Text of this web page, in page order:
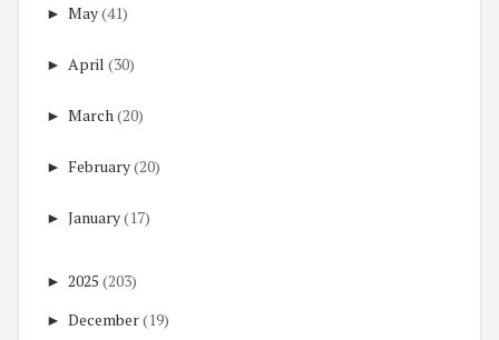
► May(41)
► April (30)
► March(20)
► February(20)
► January(17)
► 2025 (203)
► December(19)